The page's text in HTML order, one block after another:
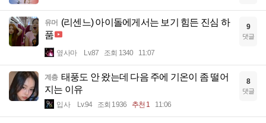
유머 (리센느) 아이돌에게서는 보기 힘든 진심 하
품
옆사마 Lv.87 조회 1340 11:07
9
댓글
계층 태풍도 안 왔는데 다음 주에 기온이 좀 떨어
지는 이유
입사 Lv.94 조회 1936 추천 1 11:06
8
댓글